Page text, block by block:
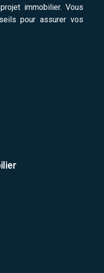
immobilier. Vous
pour assurer vos